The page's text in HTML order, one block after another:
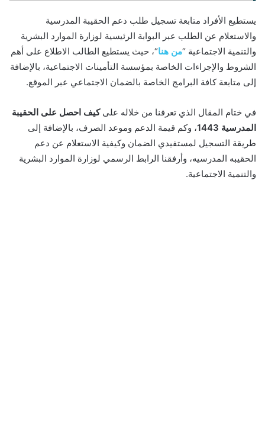
يستطيع الأفراد متابعة تسجيل طلب دعم الحقيبة المدرسية
والاستعلام عن الطلب عبر البوابة الرئيسية لوزارة الموارد البشرية
والتنمية الاجتماعية “من هنا“، حيث يستطيع الطالب الاطلاع على أهم
الشروط والإجراءات الخاصة بمؤسسة التأمينات الاجتماعية، بالإضافة
إلى متابعة كافة البرامج الخاصة بالضمان الاجتماعي عبر الموقع.
في ختام المقال الذي تعرفنا من خلاله علىكيف احصل على الحقيبة
المدرسية 1443
، وكم قيمة الدعم وموعد الصرف، بالإضافة إلى
طريقة التسجيل لمستفيدي الضمان وكيفية الاستعلام عن دعم
الحقيبه المدرسيه، وأرفقنا الرابط الرسمي لوزارة الموارد البشرية
والتنمية الاجتماعية.